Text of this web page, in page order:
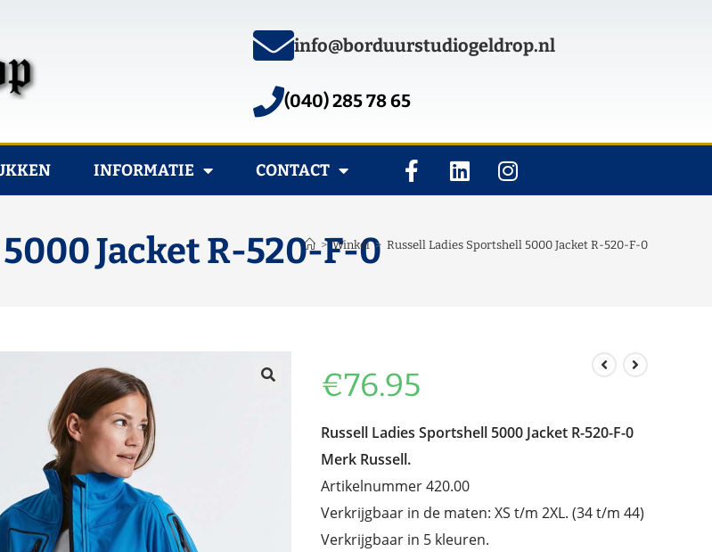
info@borduurstudiogeldrop.nl
(040) 285 78 65
INFORMATIE CONTACT
Jacket R-520-F-0
> Winkel > Russell Ladies Sportshell 5000 Jacket R-520-F-0
€76.95
Russell Ladies Sportshell 5000 Jacket R-520-F-0
Merk Russell.
Artikelnummer 420.00
Verkrijgbaar in de maten: XS t/m 2XL. (34 t/m 44)
Verkrijgbaar in 5 kleuren.